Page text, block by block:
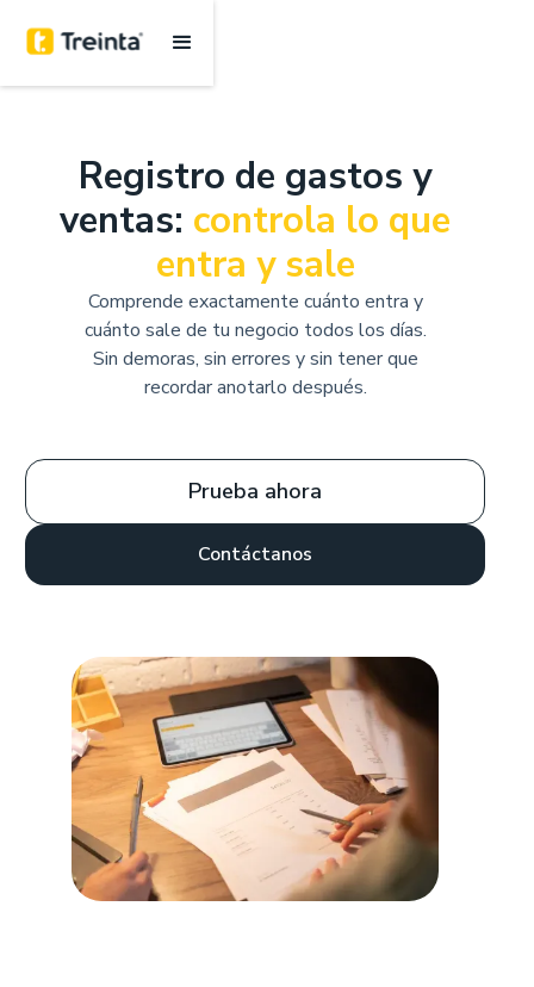
Registro de gastos y
ventas: controla lo que
entra y sale
Comprende exactamente cuánto entra y
cuánto sale de tu negocio todos los días.
Sin demoras, sin errores y sin tener que
recordar anotarlo después.
Prueba ahora
Contáctanos